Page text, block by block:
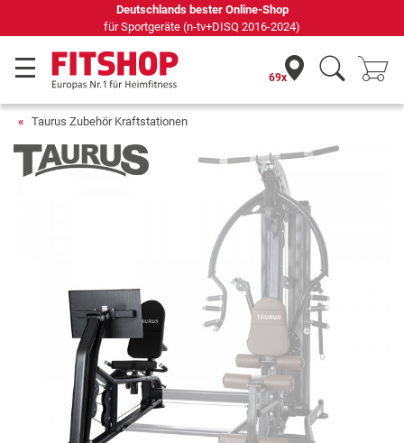
Deutschlands bester Online-Shop
für Sportgeräte (n-tv+DISQ 2016-2024)
69x
Taurus Zubehör Kraftstationen